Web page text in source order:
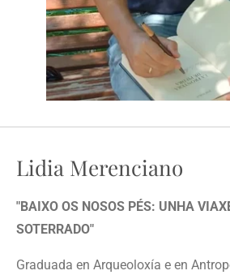
Lidia Merenciano
"BAIXO OS NOSOS PÉS: UNHA
SOTERRADO"
Graduada en Arqueoloxía e en